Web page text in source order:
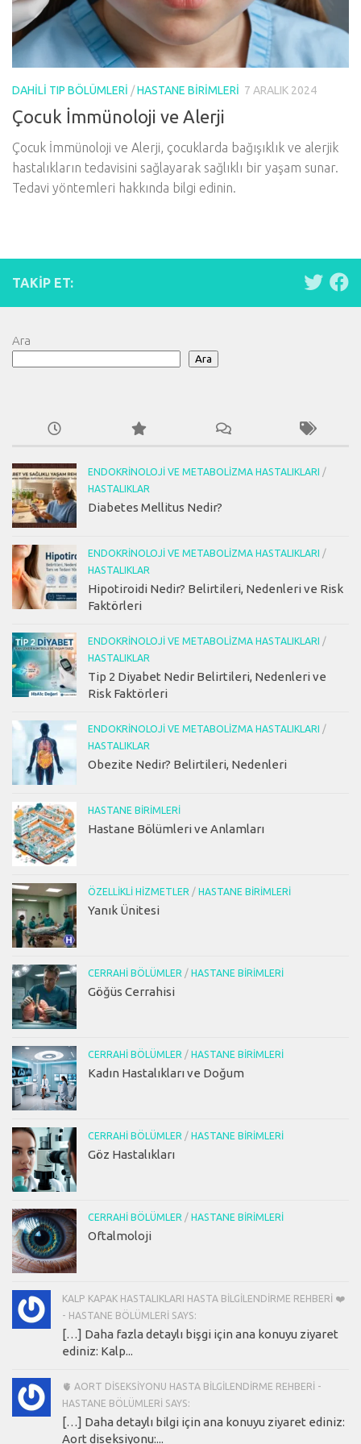
DAHILI TIP BÖLÜMLERI /HASTANE BIRIMLERI 7 ARALIK 2024
Çocuk İmmünoloji ve Alerji
Çocuk İmmünoloji ve Alerji, çocuklarda bağışıklık ve alerjik
hastalıkların tedavisini sağlayarak sağlıklı bir yaşam sunar.
Tedavi yöntemleri hakkında bilgi edinin.
TAKIP ET:
Ara
Ara
ENDOKRINOLOJI VE METABOLIZMA HASTALIKLARI
/
HASTALIKLAR
Diabetes Mellitus Nedir?
ENDOKRINOLOJI VE METABOLIZMA HASTALIKLARI
/
HASTALIKLAR
Hipotiroidi Nedir? Belirtileri, Nedenleri ve Risk
Faktörleri
ENDOKRINOLOJI VE METABOLIZMA HASTALIKLARI
/
HASTALIKLAR
Tip 2 Diyabet Nedir Belirtileri, Nedenleri ve
Risk Faktörleri
ENDOKRINOLOJI VE METABOLIZMA HASTALIKLARI
/
HASTALIKLAR
Obezite Nedir? Belirtileri, Nedenleri
HASTANE BIRIMLERI
Hastane Bölümleri ve Anlamları
ÖZELLIKLI HIZMETLER / HASTANE BIRIMLERI
Yanık Ünitesi
CERRAHI BÖLÜMLER / HASTANE BIRIMLERI
Göğüs Cerrahisi
CERRAHI BÖLÜMLER / HASTANE BIRIMLERI
Kadın Hastalıkları ve Doğum
CERRAHI BÖLÜMLER / HASTANE BIRIMLERI
Göz Hastalıkları
CERRAHI BÖLÜMLER / HASTANE BIRIMLERI
Oftalmoloji
KALP KAPAK HASTALIKLARI HASTA BILGILENDIRME REHBERI ❤️
- HASTANE BÖLÜMLERI SAYS:
[…] Daha fazla detaylı bişgi için ana konuyu ziyaret
ediniz: Kalp...
🫀 AORT DISEKSIYONU HASTA BILGILENDIRME REHBERI -
HASTANE BÖLÜMLERI SAYS:
[…] Daha detaylı bilgi için ana konuyu ziyaret ediniz:
Aort diseksiyonu:...